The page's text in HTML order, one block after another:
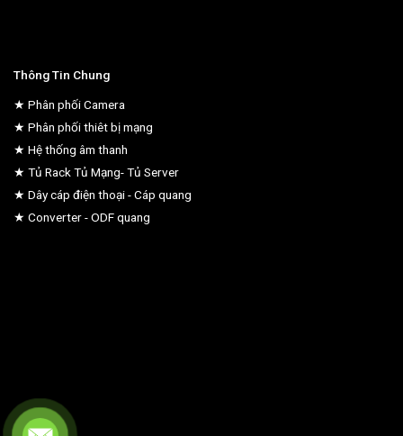
Thông Tin Chung
★ Phân phối Camera
★ Phân phối thiêt bị mạng
★ Hệ thống âm thanh
★ Tủ Rack Tủ Mạng- Tủ Server
★ Dây cáp điện thoại - Cáp quang
★ Converter - ODF quang